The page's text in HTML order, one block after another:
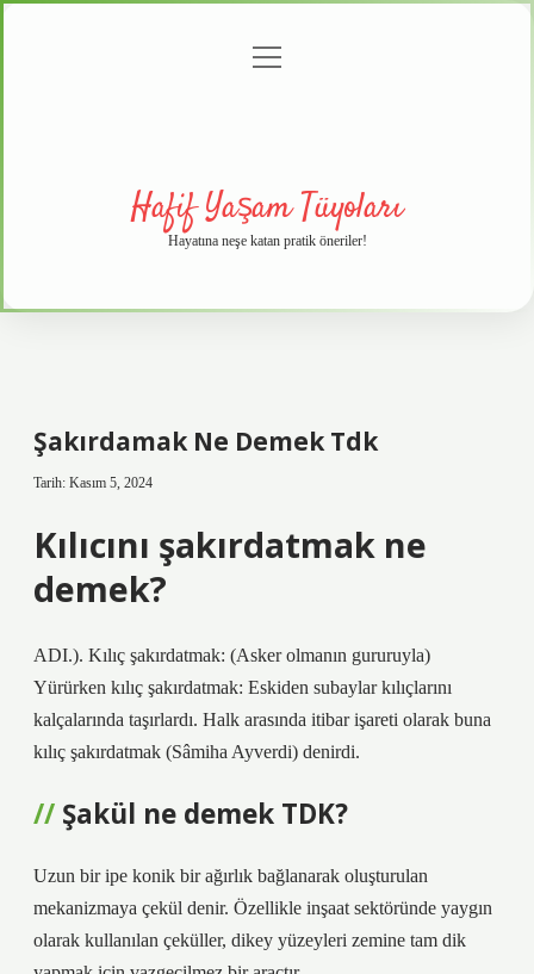
menüyü
Hafif Yaşam Tüyoları
Hayatına neşe katan pratik öneriler!
Şakırdamak Ne Demek Tdk
Tarih: Kasım 5, 2024
Kılıcını şakırdatmak ne
demek?
ADI.). Kılıç şakırdatmak: (Asker olmanın gururuyla)
Yürürken kılıç şakırdatmak: Eskiden subaylar kılıçlarını
kalçalarında taşırlardı. Halk arasında itibar işareti olarak buna
kılıç şakırdatmak (Sâmiha Ayverdi) denirdi.
Şakül ne demek TDK?
Uzun bir ipe konik bir ağırlık bağlanarak oluşturulan
mekanizmaya çekül denir. Özellikle inşaat sektöründe yaygın
olarak kullanılan çeküller, dikey yüzeyleri zemine tam dik